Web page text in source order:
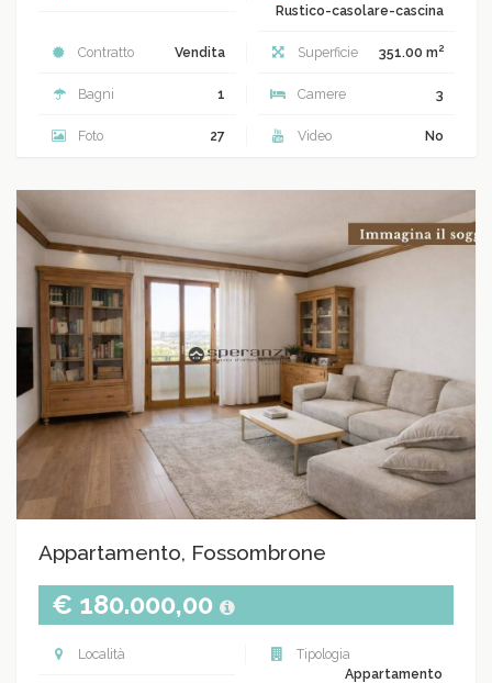
Rustico-casolare-cascina
Contratto Vendita Superficie 351.00 m2
Bagni 1 Camere 3
Foto 27 Video No
Appartamento, Fossombrone
€ 180.000,00
Località
Tipologia
Appartamento